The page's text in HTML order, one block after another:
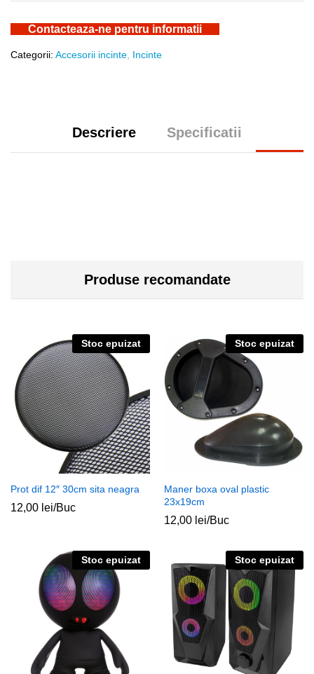
Contacteaza-ne pentru informatii
Categorii: Accesorii incinte Incinte
Descriere Specificatii
Produse recomandate
Stoc epuizat
Prot dif 12″ 30cm sita neagra
12,00 lei/Buc
Stoc epuizat
Maner boxa oval plastic
23x19cm
12,00 lei/Buc
Stoc epuizat Stoc epuizat